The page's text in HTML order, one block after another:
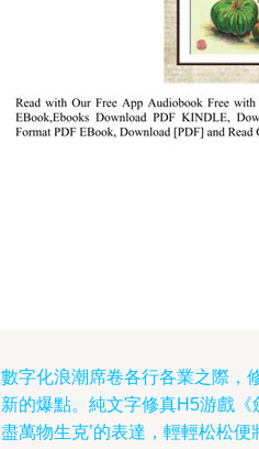
字化浪潮席卷各行各業之際，
的爆點。純文字修真H5游戲《
萬物生克’的表達，輕輕松松